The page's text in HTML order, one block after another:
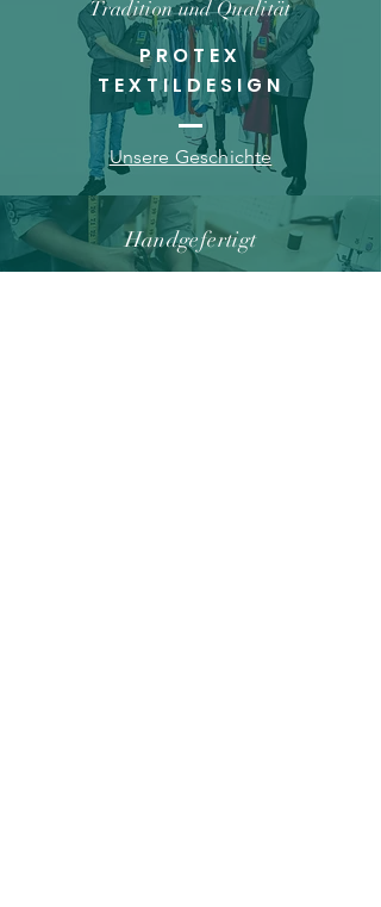
Tradition und Qualität
PROTEX
TEXTILDESIGN
Unsere Geschichte
Handgefertigt